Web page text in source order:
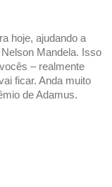
hoje, ajudando a
Mandela. Isso
– realmente
ficar. Anda muito
de Adamus.